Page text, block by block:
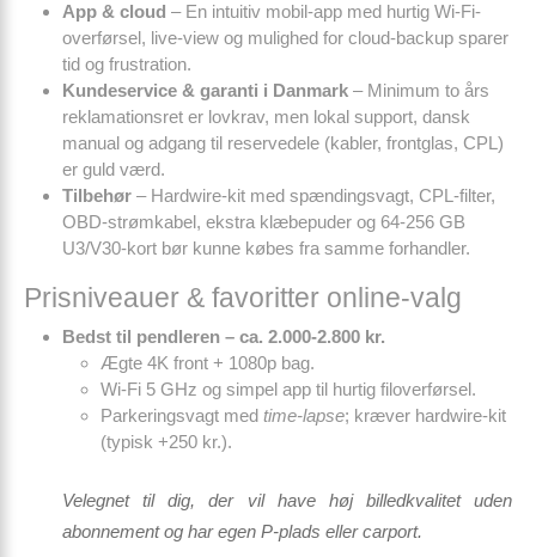
App & cloud – En intuitiv mobil-app med hurtig Wi-Fi-
overførsel, live-view og mulighed for cloud-backup sparer
tid og frustration.
Kundeservice & garanti i Danmark – Minimum to års
reklamationsret er lovkrav, men lokal support, dansk
manual og adgang til reservedele (kabler, frontglas, CPL)
er guld værd.
Tilbehør – Hardwire-kit med spændingsvagt, CPL-filter,
OBD-strømkabel, ekstra klæbepuder og 64-256 GB
U3/V30-kort bør kunne købes fra samme forhandler.
Prisniveauer & favoritter online-valg
Bedst til pendleren – ca. 2.000-2.800 kr.
Ægte 4K front + 1080p bag.
Wi-Fi 5 GHz og simpel app til hurtig filoverførsel.
Parkeringsvagt med time-lapse; kræver hardwire-kit
(typisk +250 kr.).
Velegnet til dig, der vil have høj billedkvalitet uden
abonnement og har egen P-plads eller carport.